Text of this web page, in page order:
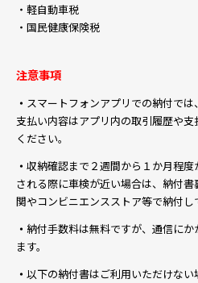
・軽自動車税
・国民健康保険税
注意事項
・ スマートフォンアプリでの納付では、
支払い内容はアプリ内の取引履歴や
ください。
・ 収納確認まで２週間から１か月程
される際に車検が近い場合は、納付
関やコンビニエンスストア等で納付し
・ 納付手数料は無料ですが、通信に
ます。
・ 以下の納付書はご利用いただけない